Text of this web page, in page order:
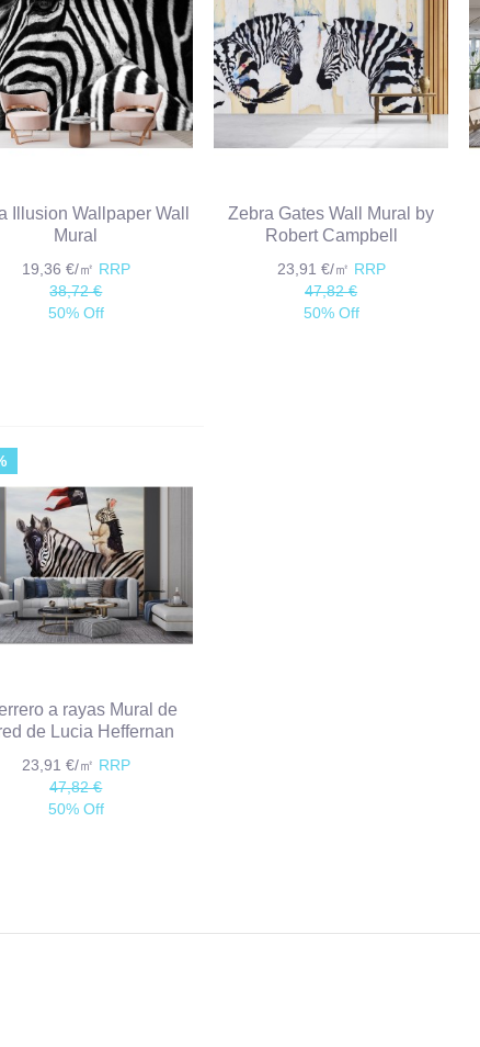
Illusion Wallpaper Wall
Mural
19,36 €/㎡ RRP
38,72 €
50% Off
Zebra Gates Wall Mural by
Robert Campbell
23,91 €/㎡ RRP
47,82 €
50% Off
a rayas Mural de
de Lucia Heffernan
23,91 €/㎡ RRP
47,82 €
50% Off